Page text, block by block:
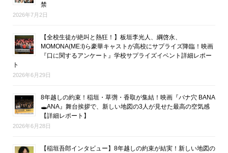
禁
2026年7月2日
【全校生徒が絶叫と熱狂！】板垣李光人、綱啓永、
MOMONA(ME:I)ら豪華キャストが高校にサプライズ降臨！映画
『口に関するアンケート』学校サプライズイベント詳細レポー
ト
2026年6月29日
8年越しの約束！稲垣・草彅・香取が集結！映画『バナ穴 BANA
🕳ANA』舞台挨拶で、新しい地図の3人が見せた最高の空気感
【詳細レポート】
2026年6月28日
【稲垣吾郎インタビュー】8年越しの約束が結実！新しい地図の